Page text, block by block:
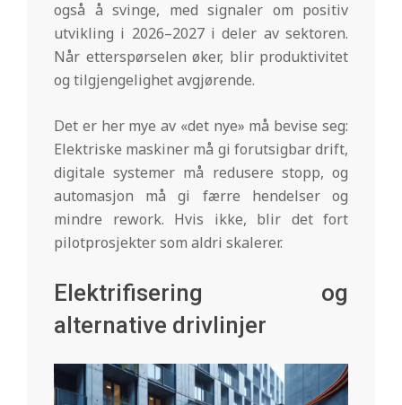
også å svinge, med signaler om positiv
utvikling i 2026–2027 i deler av sektoren.
Når etterspørselen øker, blir produktivitet
og tilgjengelighet avgjørende.
Det er her mye av «det nye» må bevise seg:
Elektriske maskiner må gi forutsigbar drift,
digitale systemer må redusere stopp, og
automasjon må gi færre hendelser og
mindre rework. Hvis ikke, blir det fort
pilotprosjekter som aldri skalerer.
Elektrifisering og
alternative drivlinjer